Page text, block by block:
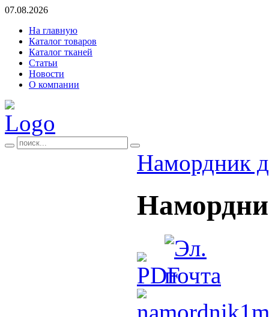
07.08.2026
На главную
Каталог товаров
Каталог тканей
Статьи
Новости
О компании
Намордник